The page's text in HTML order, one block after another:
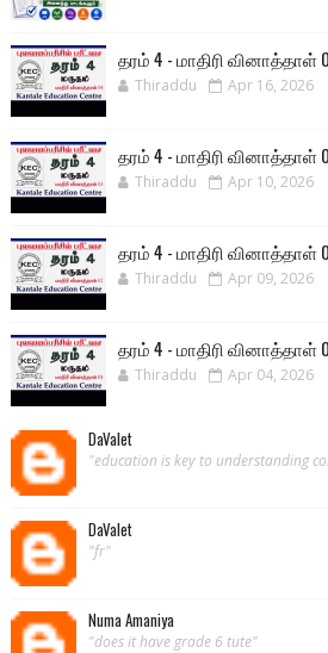
தரம் 4 - மாதிரி வினாத்தாள்
Thiraddu Apr 16, 2026
தரம் 4 - மாதிரி வினாத்தாள்
Thiraddu Apr 10, 2026
தரம் 4 - மாதிரி வினாத்தாள்
Thiraddu Apr 09, 2026
தரம் 4 - மாதிரி வினாத்தாள்
Thiraddu Apr 04, 2026
DaValet
"education is key to understanding
DaValet
"fr"
Numa Amaniya
"does it have grade 6 tute"